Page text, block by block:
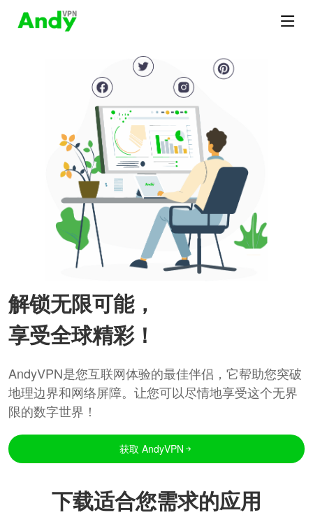
解锁无限可能，
享受全球精彩！
AndyVPN是您互联网体验的最佳伴侣，它帮助您突破
地理边界和网络屏障。让您可以尽情地享受这个无界
限的数字世界！
获取 AndyVPN
下载适合您需求的应用